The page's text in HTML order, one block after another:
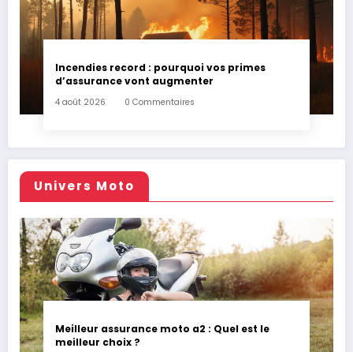
Incendies record : pourquoi vos primes
d’assurance vont augmenter
4 août 2026 0 Commentaires
Univers Moto
Meilleur assurance moto a2 : Quel est le
meilleur choix ?